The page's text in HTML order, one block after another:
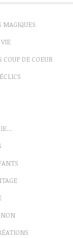
MAGIQUES
COUP DE COEUR